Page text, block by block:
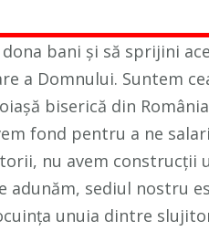
dona bani și să sprijini
a Domnului. Suntem
biserică din
fond pentru a ne
nu avem construcții
adunăm, sediul nostru
unuia dintre